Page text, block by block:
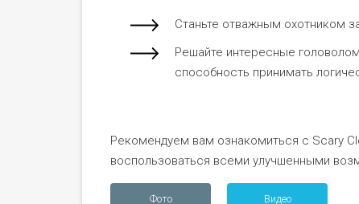
Станьте отважным охотником
Решайте интересные
способность принимать
Рекомендуем вам ознакомиться с Scary
воспользоваться всеми улучшенными
Фото Видео